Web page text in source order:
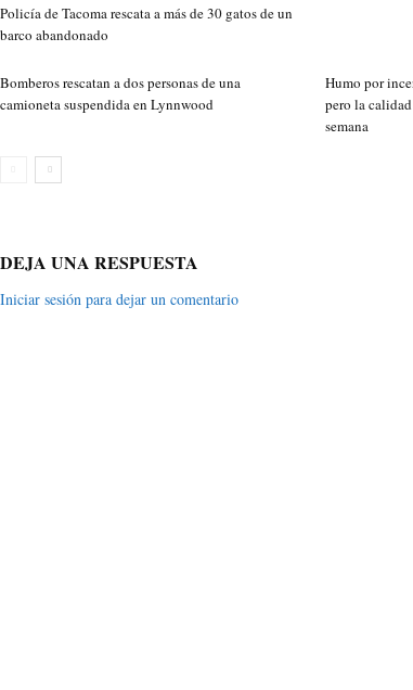
Policía de Tacoma rescata a más de 30 gatos de un
barco abandonado
Bomberos rescatan a dos personas de una
camioneta suspendida en Lynnwood
Humo por
pero la
semana
DEJA UNA RESPUESTA
Iniciar sesión para dejar un comentario